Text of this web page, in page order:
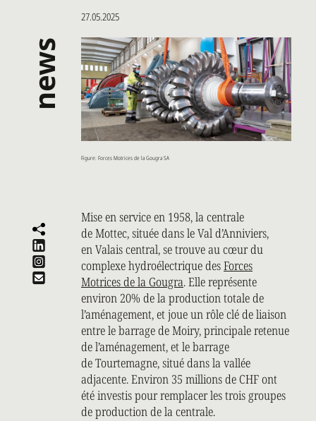
news
27.05.2025
Figure: Forces Motrices de la Gougra SA
Mise en service en 1958, la centrale
de Mottec, située dans le Val d’Anniviers,
en Valais central, se trouve au cœur du
complexe hydroélectrique desForces
Motrices de la Gougra. Elle représente
environ 20% de la production totale de
l’aménagement, et joue un rôle clé de liaison
entre le barrage de Moiry, principale retenue
de l’aménagement, et le barrage
de Tourtemagne, situé dans la vallée
adjacente. Environ 35 millions de CHF ont
été investis pour remplacer les trois groupes
de production de la centrale.